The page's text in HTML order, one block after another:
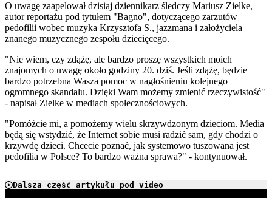
O uwagę zaapelował dzisiaj dziennikarz śledczy Mariusz Zielke,
autor reportażu pod tytułem "Bagno", dotyczącego zarzutów
pedofilii wobec muzyka Krzysztofa S., jazzmana i założyciela
znanego muzycznego zespołu dziecięcego.
"Nie wiem, czy zdążę, ale bardzo proszę wszystkich moich
znajomych o uwagę około godziny 20. dziś. Jeśli zdążę, będzie
bardzo potrzebna Wasza pomoc w nagłośnieniu kolejnego
ogromnego skandalu. Dzięki Wam możemy zmienić rzeczywistość"
- napisał Zielke w mediach społecznościowych.
"Pomóżcie mi, a pomożemy wielu skrzywdzonym dzieciom. Media
będą się wstydzić, że Internet sobie musi radzić sam, gdy chodzi o
krzywdę dzieci. Chcecie poznać, jak systemowo tuszowana jest
pedofilia w Polsce? To bardzo ważna sprawa?" - kontynuował.
Dalsza część artykułu pod video